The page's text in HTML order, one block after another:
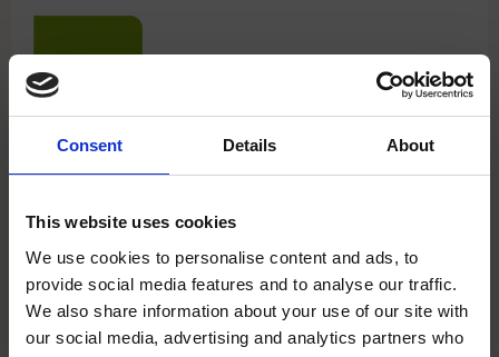
Consent Details About
This website uses cookies
We use cookies to personalise content and ads, to
provide social media features and to analyse our traffic.
We also share information about your use of our site with
our social media, advertising and analytics partners who
Fällbart bord med snabb-beslag
Upptäck Fixbordet Original, ett fällbart bord med snabb-
erbjuder en smidig fällbar funktion som gör det enkelt att
använda och förvara.
Storlekar och material